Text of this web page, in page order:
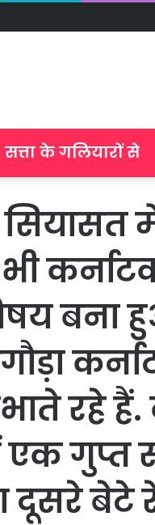
सत्ता के गलियारों से
बना
रहे
गुप्त
दूसरे बेटे